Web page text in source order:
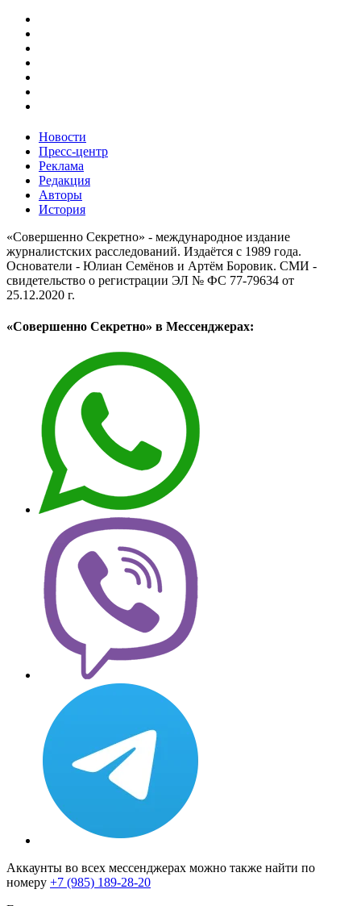
Новости
Пресс-центр
Реклама
Редакция
Авторы
История
«Совершенно Секретно» - международное издание
журналистских расследований. Издаётся с 1989 года.
Основатели - Юлиан Семёнов и Артём Боровик. CМИ -
свидетельство о регистрации ЭЛ № ФС 77-79634 от
25.12.2020 г.
«Совершенно Секретно» в Мессенджерах:
Аккаунты во всех мессенджерах можно также найти по
номеру +7 (985) 189-28-20